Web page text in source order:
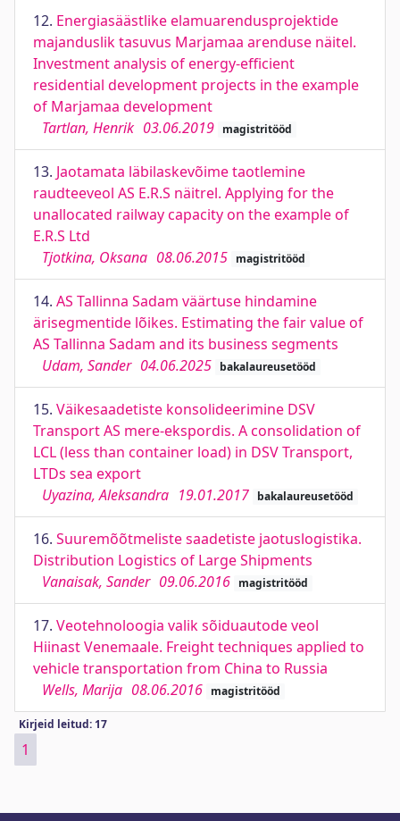
12. Energiasäästlike elamuarendusprojektide
majanduslik tasuvus Marjamaa arenduse näitel.
Investment analysis of energy-efficient
residential development projects in the example
of Marjamaa development
Tartlan, Henrik 03.06.2019 magistritööd
13. Jaotamata läbilaskevõime taotlemine
raudteeveol AS E.R.S näitrel. Applying for the
unallocated railway capacity on the example of
E.R.S Ltd
Tjotkina, Oksana 08.06.2015 magistritööd
14. AS Tallinna Sadam väärtuse hindamine
ärisegmentide lõikes. Estimating the fair value of
AS Tallinna Sadam and its business segments
Udam, Sander 04.06.2025 bakalaureusetööd
15. Väikesaadetiste konsolideerimine DSV
Transport AS mere-ekspordis. A consolidation of
LCL (less than container load) in DSV Transport,
LTDs sea export
Uyazina, Aleksandra 19.01.2017 bakalaureusetööd
16. Suuremõõtmeliste saadetiste jaotuslogistika.
Distribution Logistics of Large Shipments
Vanaisak, Sander 09.06.2016 magistritööd
17. Veotehnoloogia valik sõiduautode veol
Hiinast Venemaale. Freight techniques applied to
vehicle transportation from China to Russia
Wells, Marija 08.06.2016 magistritööd
Kirjeid leitud: 17
1